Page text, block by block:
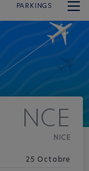
PARKINGS
NCE
NICE
25 Octobre